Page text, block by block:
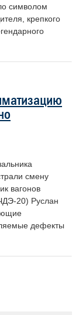
символом
крепкого
смену
вагонов
20) Руслан
дефекты